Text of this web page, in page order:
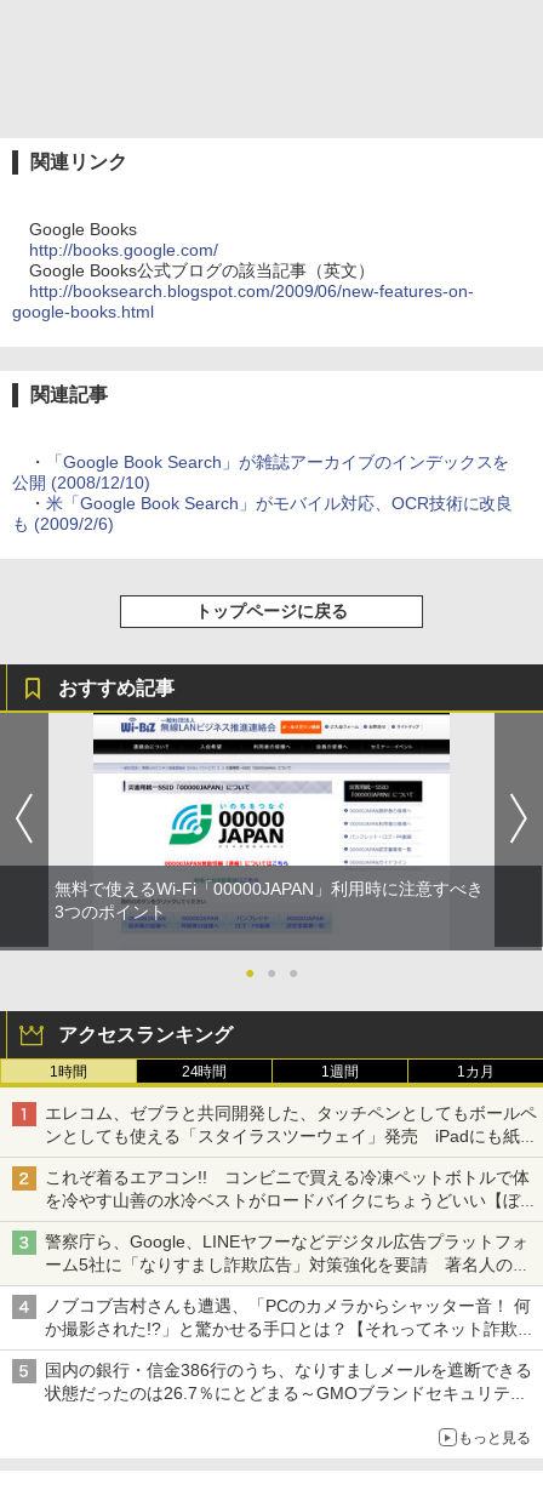
関連リンク
Google Books
http://books.google.com/
Google Books公式ブログの該当記事（英文）
http://booksearch.blogspot.com/2009/06/new-features-on-
google-books.html
関連記事
・
「Google Book Search」が雑誌アーカイブのインデックスを
公開 (2008/12/10)
・ 米「Google Book Search」がモバイル対応、OCR技術に改良
も (2009/2/6)
トップページに戻る
おすすめ記事
無料で使えるWi-Fi「00000JAPAN」利用時に注意すべき
3つのポイント
● ● ●
アクセスランキング
1時間 24時間 1週間 1カ月
エレコム、ゼブラと共同開発した、タッチペンとしてもボールペ
ンとしても使える「スタイラスツーウェイ」発売 iPadにも紙に
も、持ち替えずに書き込める
これぞ着るエアコン!! コンビニで買える冷凍ペットボトルで体
を冷やす山善の水冷ベストがロードバイクにちょうどいい【ぼっ
ち・ざ・ろーど！その14】【空いた時間でなにしてる？】
警察庁ら、Google、LINEヤフーなどデジタル広告プラットフォ
ーム5社に「なりすまし詐欺広告」対策強化を要請 著名人の写
真や映像を使った投資詐欺などへの対策として
ノブコブ吉村さんも遭遇、「PCのカメラからシャッター音！ 何
か撮影された!?」と驚かせる手口とは？【それってネット詐欺で
すよ！】
国内の銀行・信金386行のうち、なりすましメールを遮断できる
状態だったのは26.7％にとどまる～GMOブランドセキュリティ
もっと見る